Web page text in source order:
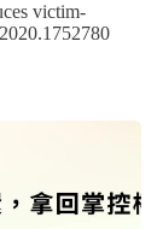
victim-